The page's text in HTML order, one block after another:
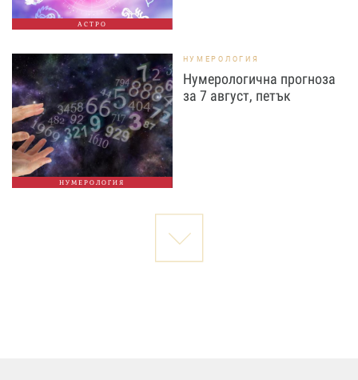
АСТРО
НУМЕРОЛОГИЯ
НУМЕРОЛОГИЯ
Нумерологична прогноза
за 7 август, петък